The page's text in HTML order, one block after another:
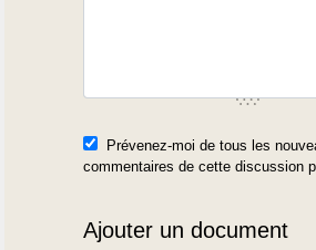
Prévenez-moi de tous les
commentaires de cette discussion
Ajouter un document